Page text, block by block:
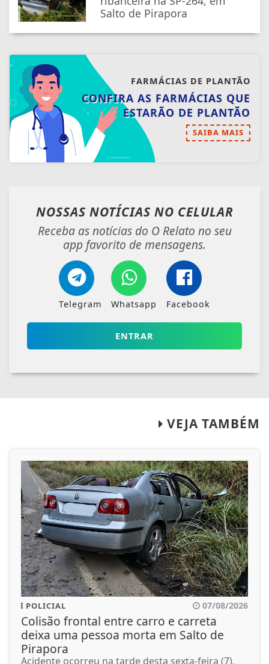
Salto de Pirapora
FARMÁCIAS DE PLANTÃO
CONFIRA AS FARMÁCIAS QUE
ESTARÃO DE PLANTÃO
SAIBA MAIS
NOSSAS NOTÍCIAS NO CELULAR
Receba as notícias do O Relato no seu
app favorito de mensagens.
Telegram Whatsapp Facebook
ENTRAR
VEJA TAMBÉM
POLICIAL 07/08/2026
Colisão frontal entre carro e carreta
deixa uma pessoa morta em Salto de
Pirapora
Acidente ocorreu na tarde desta sexta-feira (7),